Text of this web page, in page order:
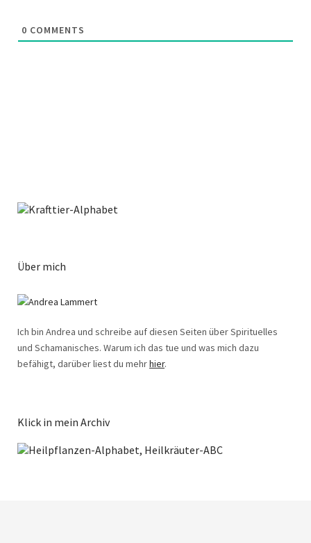
0 COMMENTS
Über mich
Ich bin Andrea und schreibe auf diesen Seiten über Spirituelles
und Schamanisches. Warum ich das tue und was mich dazu
befähigt, darüber liest du mehrhier.
Klick in mein Archiv